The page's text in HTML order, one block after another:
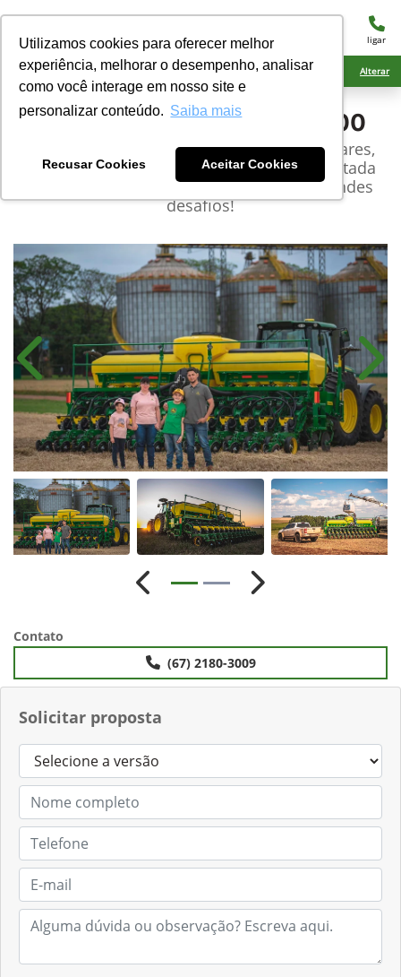
Utilizamos cookies para oferecer melhor
experiência, melhorar o desempenho, analisar
como você interage em nosso site e
personalizar conteúdo. Saiba mais
Recusar Cookies Aceitar Cookies
menu ligar
Ciarama Máquinas Rio Brilhante Alterar
John Deere Plantadeira 1200
Preparada para enfrentar terrenos irregulares,
com grande quantidade de palhada. Projetada
para entregar grandes resultados em grandes
desafios!​
Solicitar proposta
Anterior
Anterior Próximo
Contato
(67) 2180-3009